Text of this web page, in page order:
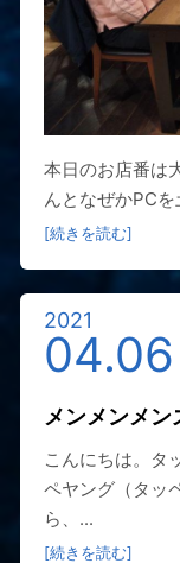
本日のお店番は
んとなぜかPC
[続きを読む]
2021
04.06
メンメンメン
こんにちは。タ
ペヤング（タッ
ら、...
[続きを読む]